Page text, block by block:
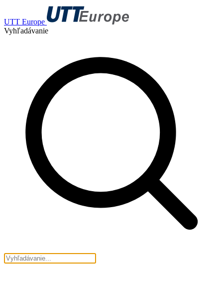
UTT Europe
Vyhľadávanie